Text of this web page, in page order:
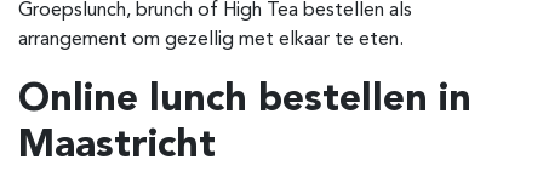
Groepslunch, brunch of High Tea bestellen als
arrangement om gezellig met elkaar te eten.
Online lunch bestellen in
Maastricht